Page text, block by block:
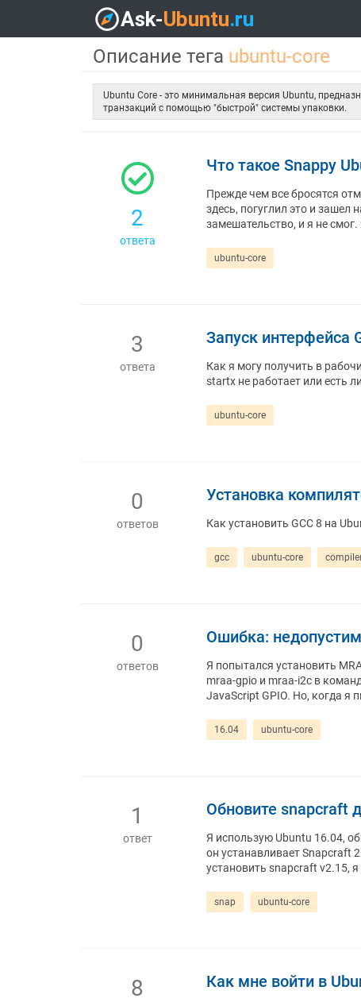
Описание тега ubuntu-core
Ubuntu Core - это минимальная версия Ubuntu,
транзакций с помощью "быстрой" системы упаковки.
2
ответа
Что такое Snappy
Прежде чем все бросятся
здесь, погуглил это и
замешательство, и я не
ubuntu-core
3
ответа
Запуск интерфейса
Как я могу получить в
startx не работает или есть
ubuntu-core
0
ответов
Установка
Как установить GCC 8 на
gcc ubuntu-core
0
ответов
Ошибка:
Я попытался установить
mraa-gpio и mraa-i2c в
JavaScript GPIO. Но, когда я
16.04 ubuntu-core
1
ответ
Обновите snapcraft
Я использую Ubuntu 16.04,
он устанавливает Snapcraft
установить snapcraft v2.15,
snap ubuntu-core
8 Как мне войти в